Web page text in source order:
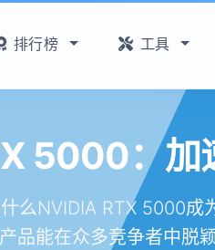
排行榜 工具
5000：加
么NVIDIA RTX 5000
品能在众多竞争者中脱